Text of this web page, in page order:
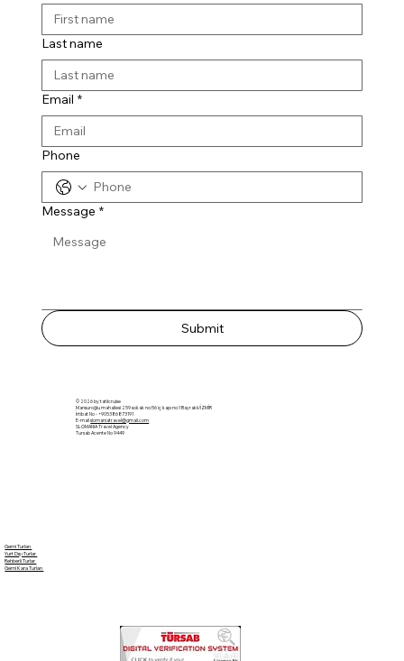
Last name
Email *
Phone
Message *
Submit
Gemi Turları
Yurt Dışı Turlar
Rehberli Turlar
Gemi Kara Turları
© 2026 by tatilcruise
Mansuroğlu mahallesi 259 sokak no:56 iç kapı no:1 Bayraklı/İZMİR
İrtibat No - +905386873191
E-mailslomaniatravel@gmail.com
SLOMANIA Travel Agency
Tursab Acente No 9449